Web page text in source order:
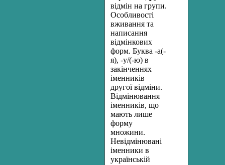
відмін на групи.
Особливості
вживання та
написання
відмінкових
форм. Буква -а(-
я), -у/(-ю) в
закінченнях
іменників
другої відміни.
Відмінювання
іменників, що
мають лише
форму
множини.
Невідмінювані
іменники в
українській